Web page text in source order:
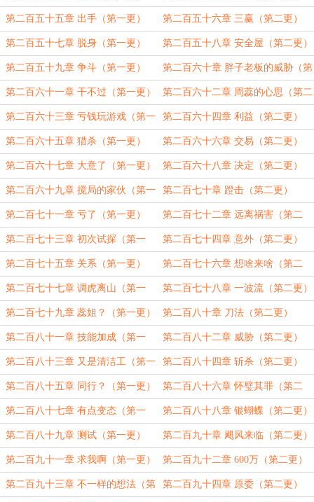
更）
第二百五十五章 出手（第一更） 第二百五十六章 三赢（第二更）
第二百五十七章 脱身（第一更） 第二百五十八章 安全屋（第二更）
第二百五十九章 争斗（第一更） 第二百六十章 胖子老板的威胁（第
二更）
第二百六十一章 干不过（第一更） 第二百六十二章 周蕊的心思（第二
更）
第二百六十三章 亏钱玩游戏（第一
更）
第二百六十四章 利益（第二更）
第二百六十五章 猎杀（第一更） 第二百六十六章 交易（第二更）
第二百六十七章 大意了（第一更） 第二百六十八章 决定（第二更）
第二百六十九章 搅局的家伙（第一
更）
第二百七十章 蹬击（第二更）
第二百七十一章 亏了（第一更） 第二百七十二章 远离祸害（第二
更）
第二百七十三章 初次试探（第一
更）
第二百七十四章 意外（第二更）
第二百七十五章 关系（第一更） 第二百七十六章 想啥来啥（第二
更）
第二百七十七章 调虎离山（第一
更）
第二百七十八章 一波流（第二更）
第二百七十九章 蕊姐？（第一更） 第二百八十章 刀法（第二更）
第二百八十一章 技能加成（第一
更）
第二百八十二章 威胁（第二更）
第二百八十三章 又是清洁工（第一
更）
第二百八十四章 斩杀（第二更）
第二百八十五章 同行？（第一更） 第二百八十六章 怀璧其罪（第二
更）
第二百八十七章 有点变态（第一
更）
第二百八十八章 银蝴蝶（第二更）
第二百八十九章 测试（第一更） 第二百九十章 飓风来临（第二更）
第二百九十一章 求我啊（第一更） 第二百九十二章 600万（第二更）
第二百九十三章 不一样的想法（第 第二百九十四章 原委（第二更）